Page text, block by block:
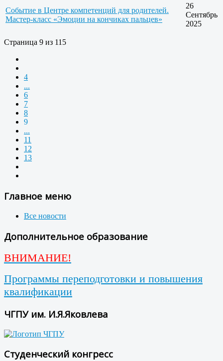
Событие в Центре компетенций для родителей.
Мастер-класс «Эмоции на кончиках пальцев»
26
Сентябрь
2025
Страница 9 из 115
4
...
6
7
8
9
...
11
12
13
Главное меню
Все новости
Дополнительное образование
ВНИМАНИЕ!
Программы переподготовки и повышения
квалификации
ЧГПУ им. И.Я.Яковлева
Студенческий конгресс